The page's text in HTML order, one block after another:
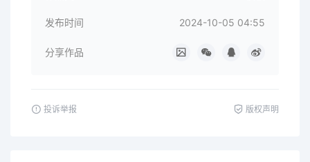
发布时间 2024-10-05 04:55
分享作品
投诉举报 版权声明